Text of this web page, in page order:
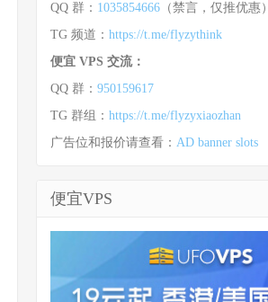
QQ 群： 1035854666 （禁言，仅推优惠）
TG 频道： https://t.me/flyzythink
便宜 VPS 交流：
QQ 群： 950159617
TG 群组： https://t.me/flyzyxiaozhan
广告位和报价请查看： AD banner slots
便宜VPS